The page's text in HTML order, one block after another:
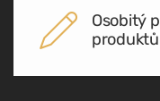
Osobitý